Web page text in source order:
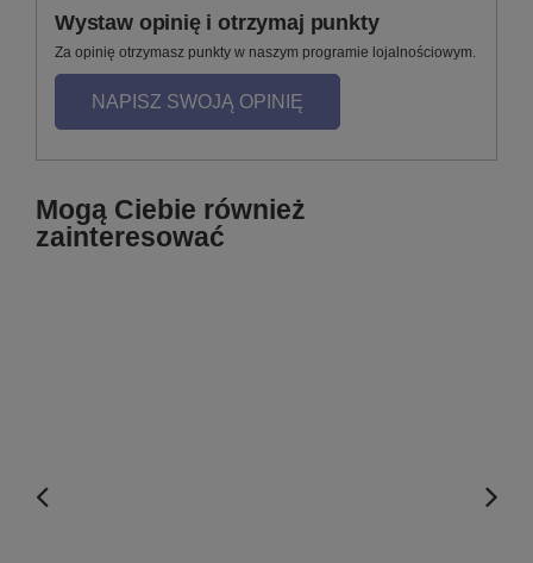
Wystaw opinię i otrzymaj punkty
Za opinię otrzymasz punkty w naszym programie lojalnościowym.
NAPISZ SWOJĄ OPINIĘ
Mogą Ciebie również
zainteresować